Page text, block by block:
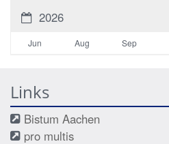
2026
Jun Aug Sep
Links
Bistum Aachen
pro multis